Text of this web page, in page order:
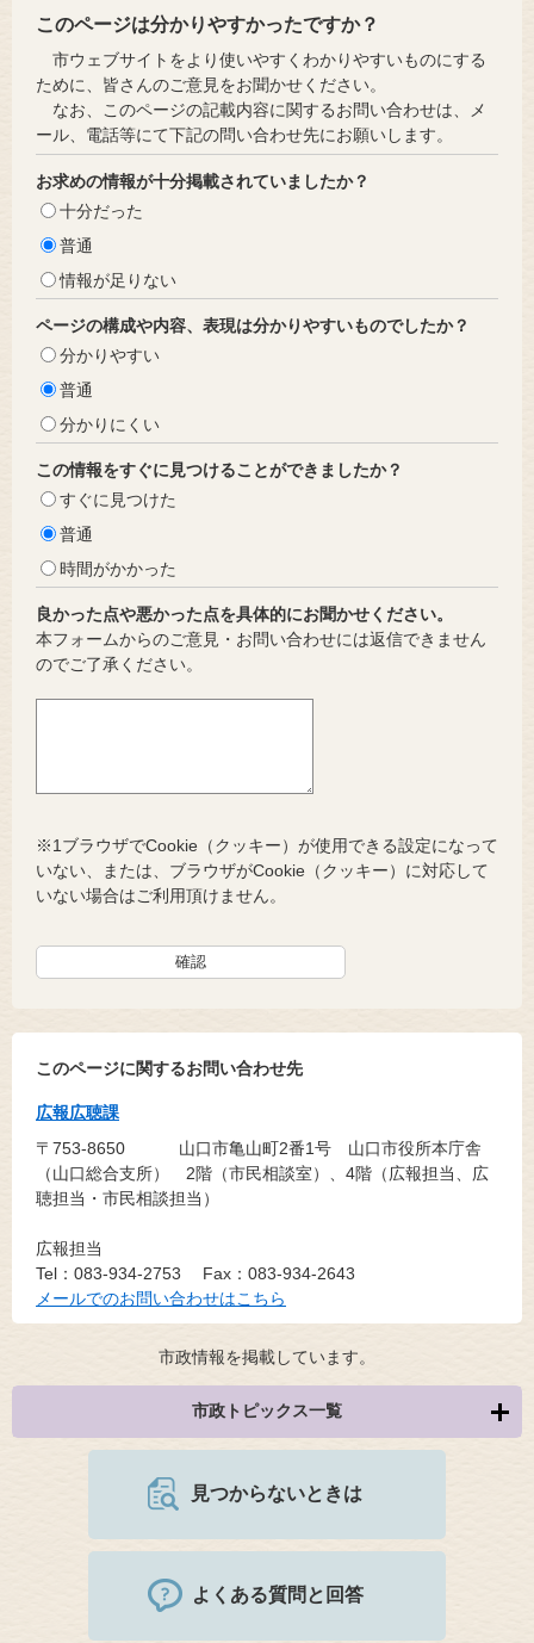
このページは分かりやすかったですか？
市ウェブサイトをより使いやすくわかりやすいものにする
ために、皆さんのご意見をお聞かせください。
なお、このページの記載内容に関するお問い合わせは、メ
ール、電話等にて下記の問い合わせ先にお願いします。
お求めの情報が十分掲載されていましたか？
十分だった
普通
情報が足りない
ページの構成や内容、表現は分かりやすいものでしたか？
分かりやすい
普通
分かりにくい
この情報をすぐに見つけることができましたか？
すぐに見つけた
普通
時間がかかった
良かった点や悪かった点を具体的にお聞かせください。
本フォームからのご意見・お問い合わせには返信できません
のでご了承ください。
※1ブラウザでCookie（クッキー）が使用できる設定になって
いない、または、ブラウザがCookie（クッキー）に対応して
いない場合はご利用頂けません。
このページに関するお問い合わせ先
広報広聴課
〒753-8650
山口市亀山町2番1号 山口市役所本庁舎
（山口総合支所） 2階（市民相談室）、4階（広報担当、広
聴担当・市民相談担当）
広報担当
Tel：083-934-2753
Fax：083-934-2643
メールでのお問い合わせはこちら
市政情報を掲載しています。
市政トピックス一覧
見つからないときは
よくある質問と回答